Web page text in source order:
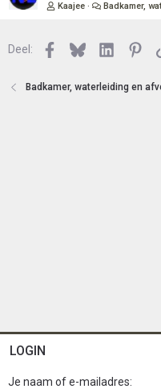
Kaajee Badkamer,
Deel: Facebook
BlueskyLinkedIn
Badkamer, waterleiding en
LOGIN
Je naam of e-mailadres